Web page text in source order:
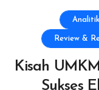
Review &
Kisah
Sukses